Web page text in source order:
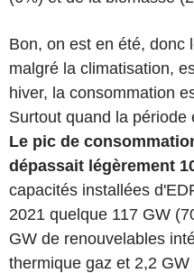
Bon, on est en été, donc
malgré la climatisation,
hiver, la consommation
Surtout quand la période
Le pic de
dépassait légèrement
capacités installées
2021 quelque 117 GW
GW de renouvelables
thermique gaz et 2,2